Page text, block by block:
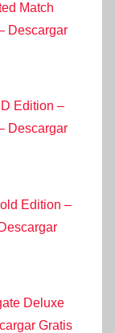
Match
Descargar
Edition –
Descargar
Edition –
Deluxe
Gratis